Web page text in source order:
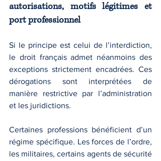
autorisations, motifs légitimes et
port professionnel
Si le principe est celui de l’interdiction,
le droit français admet néanmoins des
exceptions strictement encadrées. Ces
dérogations sont interprétées de
manière restrictive par l’administration
et les juridictions.
Certaines professions bénéficient d’un
régime spécifique. Les forces de l’ordre,
les militaires, certains agents de sécurité